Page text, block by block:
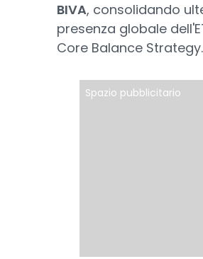
BIVA, consolidando
presenza globale
Core Balance Strategy.
Spazio pubblicitario